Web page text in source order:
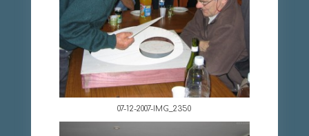
07-12-2007-IMG_2350